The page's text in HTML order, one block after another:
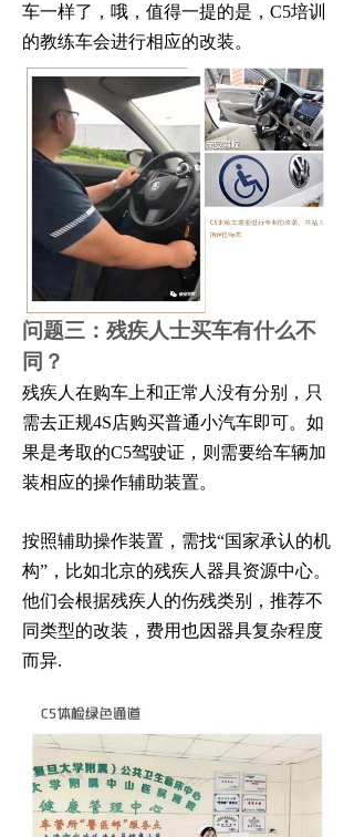
车一样了，哦，值得一提的是，C5培训
的教练车会进行相应的改装。
问题三：残疾人士买车有什么不
同？
残疾人在购车上和正常人没有分别，只
需去正规4S店购买普通小汽车即可。如
果是考取的C5驾驶证，则需要给车辆加
装相应的操作辅助装置。
按照辅助操作装置，需找“国家承认的机
构”，比如北京的残疾人器具资源中心。
他们会根据残疾人的伤残类别，推荐不
同类型的改装，费用也因器具复杂程度
而异.